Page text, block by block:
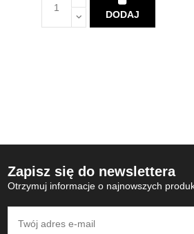
DODAJ
Zapisz się do newslettera
Otrzymuj informacje o najnowszych